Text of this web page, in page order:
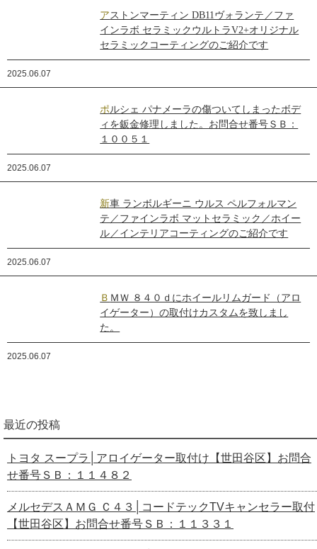
アストンマーティン DB11ヴォランテ／ファ
インラボ セラミックウルトラV2+オリジナル
セラミックコーティングのご紹介です
2025.06.07
ポルシェ パナメーラの傷ついてしまったボデ
ィを鈑金修理しました。お問合せ番号ＳＢ：
１００５１
2025.06.07
新車 ランボルギーニ ウルス ペルフォルマン
テ／ファインラボ マットセラミック／ホイー
ル／インテリアコーティングのご紹介です
2025.06.07
ＢＭＷ ８４０ｄにホイールリムガード（アロ
イゲーター）の取付けカスタムを致しまし
た。
2025.06.07
最近の投稿
トヨタ スープラ│アロイゲーター取付け【世田谷区】お問合
せ番号ＳＢ：１１４８２
メルセデスＡＭＧ Ｃ４３│コードテックTVキャンセラー取付
【世田谷区】お問合せ番号ＳＢ：１１３３１